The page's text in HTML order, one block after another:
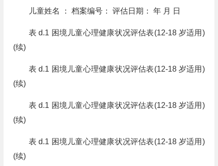
儿童姓名 ： 档案编号： 评估日期： 年 月 日
表 d.1 困境儿童心理健康状况评估表(12-18 岁适用)
(续)
表 d.1 困境儿童心理健康状况评估表(12-18 岁适用)
(续)
表 d.1 困境儿童心理健康状况评估表(12-18 岁适用)
(续)
表 d.1 困境儿童心理健康状况评估表(12-18 岁适用)
(续)